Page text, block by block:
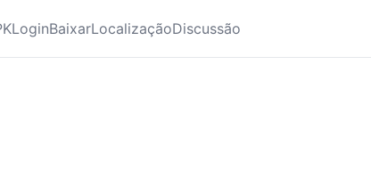
LoginBaixarLocalizaçãoDiscussão